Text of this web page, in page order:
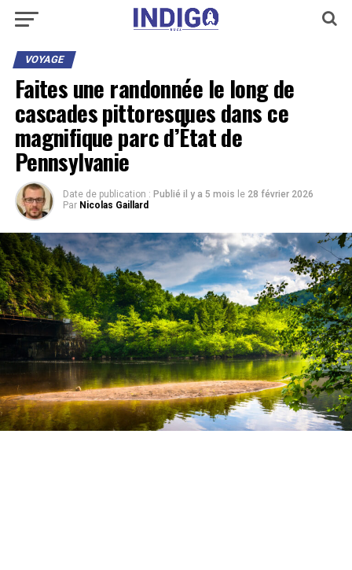
VOYAGE
Faites une randonnée le long de
cascades pittoresques dans ce
magnifique parc d’État de
Pennsylvanie
Date de publication : Publié il y a 5 mois le 28 février 2026
Par Nicolas Gaillard